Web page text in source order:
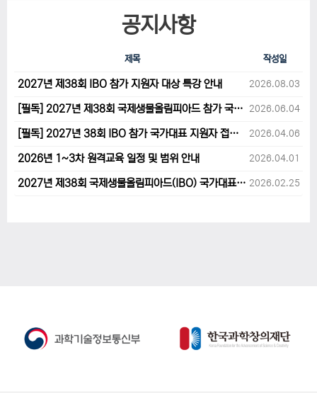
공지사항
제목 작성일
2027년 제38회 IBO 참가 지원자 대상 특강 안내 2026.08.03
[필독] 2027년 제38회 국제생물올림피아드 참가 국가대표 1차후보자 선발고사 범위 및 일정 안내 2026.06.04
[필독] 2027년 38회 IBO 참가 국가대표 지원자 접수 마감 및 원격교육 관련 공지사항 안내입니다. 2026.04.06
2026년 1~3차 원격교육 일정 및 범위 안내 2026.04.01
2027년 제38회 국제생물올림피아드(IBO) 국가대표 후보자 지원 안내 2026.02.25